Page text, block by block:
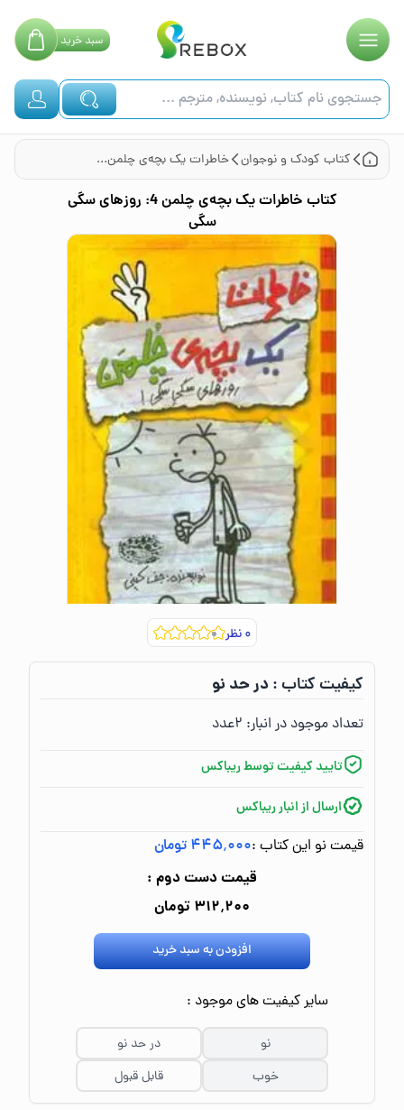
سبدخرید
کتاب کودک و نوجوان خاطرات یک بچه‌ی چلمن 4: روزهای سگی سگی
کتاب
خاطرات یک بچه‌ی چلمن 4: روزهای سگی
سگی
۰نظر
کیفیت کتاب :‌در حد نو
تعداد موجود در انبار:‌ ۲عدد
تایید کیفیت توسط ریباکس
ارسال از انبار ریباکس
قیمت نو این کتاب :۴۴۵٬۰۰۰ تومان
قیمت دست دوم :
۳۱۲٬۲۰۰ تومان
افزودن به سبد خرید
سایر کیفیت های موجود :
نو
در حد نو
خوب
قابل قبول